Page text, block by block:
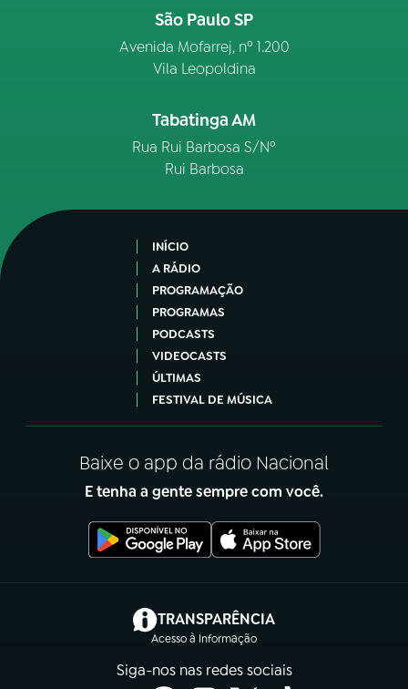
São Paulo SP
Avenida Mofarrej, nº 1.200
Vila Leopoldina
Tabatinga AM
Rua Rui Barbosa S/Nº
Rui Barbosa
INÍCIO
A RÁDIO
PROGRAMAÇÃO
PROGRAMAS
PODCASTS
VIDEOCASTS
ÚLTIMAS
FESTIVAL DE MÚSICA
Baixe o app da rádio Nacional
E tenha a gente sempre com você.
TRANSPARÊNCIA
Acesso à Informação
(abre em nova aba)
Siga-nos nas redes sociais